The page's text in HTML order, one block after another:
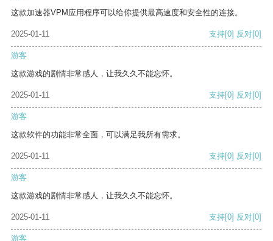
这款加速器VPM应用程序可以给你提供最高速度和安全性的连接。
2025-01-11 支持[0] 反对[0]
游客
这款游戏的剧情非常感人，让我久久不能忘怀。
2025-01-11 支持[0] 反对[0]
游客
这款软件的功能非常全面，可以满足我所有需求。
2025-01-11 支持[0] 反对[0]
游客
这款游戏的剧情非常感人，让我久久不能忘怀。
2025-01-11 支持[0] 反对[0]
游客